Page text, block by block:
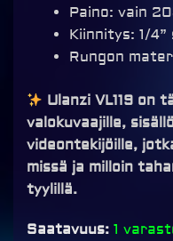
Paino: vain
Kiinnitys: 1/
Rungon
Ulanzi VL119 on
valokuvaajille,
videontekijöille,
missä ja milloin
tyylillä.
Saatavuus: 1
Ulanzi